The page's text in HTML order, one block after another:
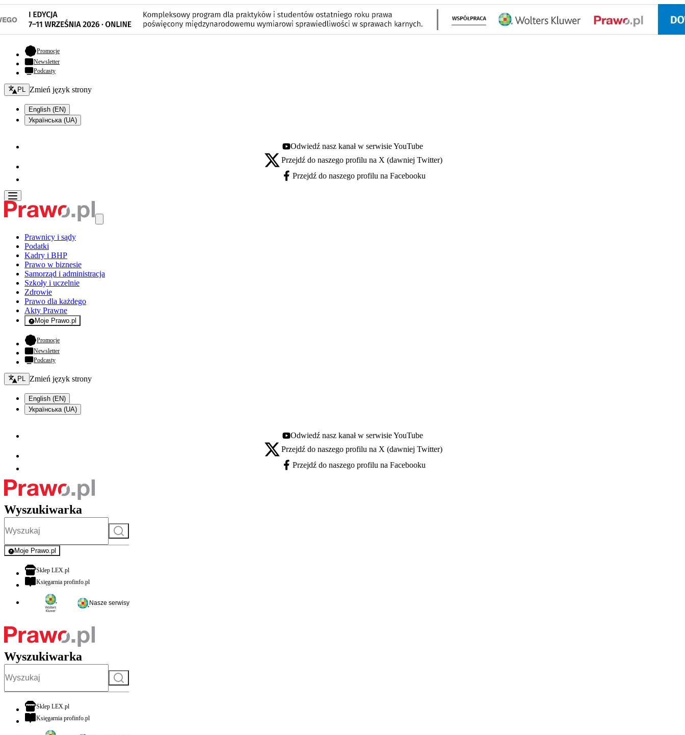
Promocje- otwiera się w nowej karcie
Newsletter
Podcasty
Zmień język - bieżący:
PL Zmień język strony
English (EN)
Українська (UA)
Youtube - otwiera się w nowej karcie
Odwiedź nasz kanał w serwisie YouTube
X - otwiera się w nowej karcie
Przejdź do naszego profilu na X (dawniej Twitter)
Facebook - otwiera się w nowej karcie
Przejdź do naszego profilu na Facebooku
Prawnicy i sądy
Podatki
Kadry i BHP
Prawo w biznesie
Samorząd i administracja
Szkoły i uczelnie
Zdrowie
Prawo dla każdego
Akty Prawne
Moje Prawo.pl
- rejestracja i logowanie do serwisu
Promocje- otwiera się w nowej karcie
Newsletter
Podcasty
Zmień język - bieżący:
PL Zmień język strony
English (EN)
Українська (UA)
Youtube - otwiera się w nowej karcie
Odwiedź nasz kanał w serwisie YouTube
X - otwiera się w nowej karcie
Przejdź do naszego profilu na X (dawniej Twitter)
Facebook - otwiera się w nowej karcie
Przejdź do naszego profilu na Facebooku
Wyszukiwarka
Szukaj
Moje Prawo.pl
- rejestracja i logowanie do serwisu
Sklep LEX.plotwiera się w nowej karcie
Księgarnia profinfo.plotwiera się w nowej karcie
Nasze serwisy
Wyszukiwarka
Szukaj
Sklep LEX.plotwiera się w nowej karcie
Księgarnia profinfo.plotwiera się w nowej karcie